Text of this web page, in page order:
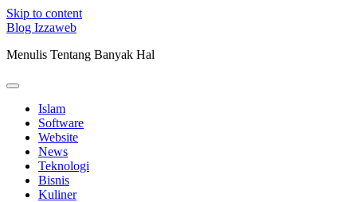
Skip to content
Blog Izzaweb
Menulis Tentang Banyak Hal
Islam
Software
Website
News
Teknologi
Bisnis
Kuliner